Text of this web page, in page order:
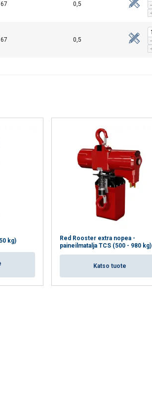
0,5
0,5
kg)
Red Rooster extra nopea -
paineilmatalja TCS (500 - 980 kg)
Katso tuote
Jaamme myös
kanssa, jotka voivat yhdistää ne
palveluitaan.
Luokittelemattomat
HYVÄKSY KAIKKI